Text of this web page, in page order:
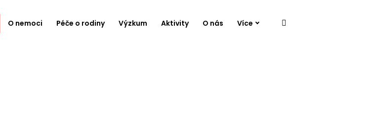
O nemoci Péče o rodiny Výzkum Aktivity O nás Více